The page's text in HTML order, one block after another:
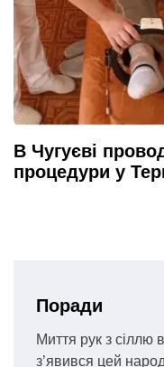
В Чугуєві
процедури у
Поради
Миття рук з сіллю
з’явився цей